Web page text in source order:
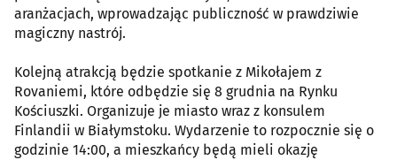
aranżacjach, wprowadzając publiczność w prawdziwie
magiczny nastrój.
Kolejną atrakcją będzie spotkanie z Mikołajem z
Rovaniemi, które odbędzie się 8 grudnia na Rynku
Kościuszki. Organizuje je miasto wraz z konsulem
Finlandii w Białymstoku. Wydarzenie to rozpocznie się o
godzinie 14:00, a mieszkańcy będą mieli okazję